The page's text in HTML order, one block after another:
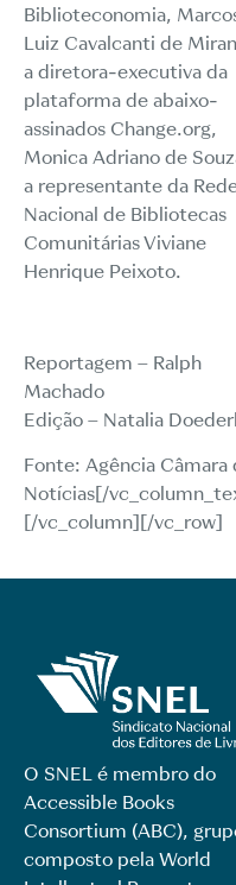
Biblioteconomia,
Luiz Cavalcanti de
a diretora-executiva da
plataforma de abaixo-
assinados Change.org,
Monica Adriano de
a representante da
Nacional de Bibliotecas
Comunitárias Viviane
Henrique Peixoto.
Reportagem – Ralph
Machado
Edição – Natalia
Fonte: Agência Câmara
Notícias[/
[/vc_column][/vc_row]
O SNEL é membro do
Accessible Books
Consortium (ABC),
composto pela World